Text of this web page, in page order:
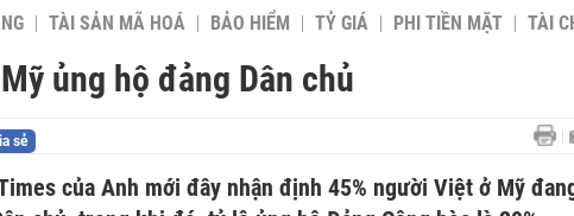
TÀI SẢN MÃ HOÁ BẢO HIỂM TỶ GIÁ PHI TIỀN MẶT TÀI
ủng hộ đảng Dân chủ
sẻ
của Anh mới đây nhận định 45% người Việt ở Mỹ